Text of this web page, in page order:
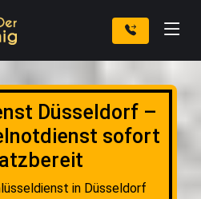
Düsseldorf –
sofort
in Düsseldorf